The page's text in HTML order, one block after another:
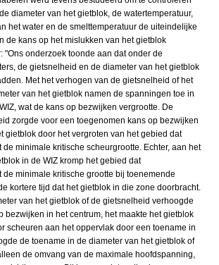
diameter van het gietblok, de watertemperatuur,
het water en de smelttemperatuur de uiteindelijke
de kans op het mislukken van het gietblok
"Ons onderzoek toonde aan dat onder de
de gietsnelheid en de diameter van het gietblok
Met het verhogen van de gietsnelheid of het
van het gietblok namen de spanningen toe in
wat de kans op bezwijken vergrootte. De
zorgde voor een toegenomen kans op bezwijken
gietblok door het vergroten van het gebied dat
minimale kritische scheurgrootte. Echter, aan het
in de WIZ kromp het gebied dat
de minimale kritische grootte bij toenemende
kortere tijd dat het gietblok in die zone doorbracht.
van het gietblok of de gietsnelheid verhoogde
bezwijken in het centrum, het maakte het gietblok
scheuren aan het oppervlak door een toename in
de toename in de diameter van het gietblok of
de omvang van de maximale hoofdspanning,